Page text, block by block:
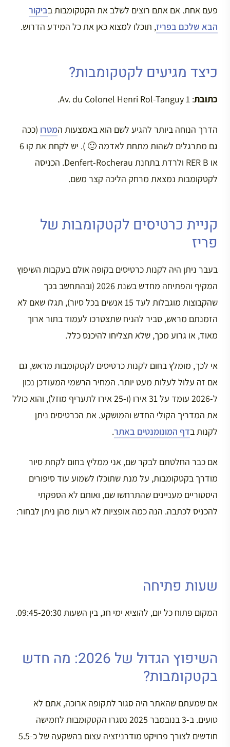
פעם אחת. אם אתם רוצים לשלב את הקטקומבות בביקור
הבא שלכם בפריז, תוכלו למצוא כאן את כל המידע הדרוש.
כיצד מגיעים לקטקומבות?
כתובת: 1 Av. du Colonel Henri Rol-Tanguy.
הדרך הנוחה ביותר להגיע לשם הוא באמצעות המטרו (ככה
גם מתרגלים לשהות מתחת לאדמה 🙂 ). יש לקחת את קו 6
או RER B ולרדת בתחנת Denfert-Rocherau. הכניסה
לקטקומבות נמצאת מרחק הליכה קצר משם.
קניית כרטיסים לקטקומבות של
פריז
בעבר ניתן היה לקנות כרטיסים בקופה אולם בעקבות השיפוץ
המקיף והפתיחה מחדש בשנת 2026 (ובהתחשב בכך
שהקבוצות מוגבלות לעד 15 אנשים בכל סיור), תגלו שאם לא
הזמנתם מראש, סביר להניח שתצטרכו לעמוד בתור ארוך
מאוד, או גרוע מכך, שלא תצליחו להיכנס כלל.
אי לכך, מומלץ בחום לקנות כרטיסים לקטקומבות מראש, גם
אם זה עלול לעלות מעט יותר. המחיר הרשמי המעודכן נכון
ל-2026 עומד על 31 אירו (ו-25 אירו לתעריף מוזל), והוא כולל
את המדריך הקולי החדש והמושקע. את הכרטיסים ניתן
לקנות בדף המונומנטים באתר.
אם כבר החלטתם לבקר שם, אני ממליץ בחום לקחת סיור
מודרך בקטקומבות, על מנת שתוכלו לשמוע עוד סיפורים
היסטוריים מעניינים שהתרחשו שם, ואותם לא הספקתי
להכניס לכתבה. הנה כמה אופציות לא רעות מהן ניתן לבחור:
שעות פתיחה
המקום פתוח כל יום, להוציא ימי חג, בין השעות 09:45-20:30.
השיפוץ הגדול של 2026: מה חדש
בקטקומבות?
אם שמעתם שהאתר היה סגור לתקופה ארוכה, אתם לא
טועים. ב-3 בנובמבר 2025 נסגרו הקטקומבות לחמישה
חודשים לצורך פרויקט מודרניזציה עצום בהשקעה של כ-5.5